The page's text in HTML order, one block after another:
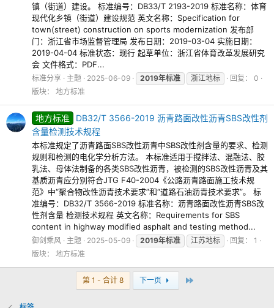
镇（街道）建设。 标准编号：DB33/T 2193-2019 标准名称：体育
现代化乡镇（街道）建设规范 英文名称：Specification for
town(street) construction on sports modernization 发布部
门：浙江省市场监督管理局 发布日期：2019-03-04 实施日期：
2019-04-04 标准状态：现行 起草单位：浙江省体育改革发展研究
会 文件格式：PDF...
标准分享 主题 2025-06-09 2019年标准 浙江地标
回复： 0
版块： 地方标准
地方标准
DB32/T 3566-2019 沥青路面改性沥青SBS改性剂
含量检测技术规程
本标准规定了沥青路面SBS改性沥青中SBS改性剂含量的要求、检测
规则和检测的电化学分析方法。 本标准适用于搅拌法、混融法、胶
乳法、母体法制备的各类SBS改性沥青，被检测的SBS改性沥青及其
基质沥青应分别符合JTG F40-2004《公路沥青路面施工技术规
范》中“聚合物改性沥青技术要求”和“道路石油沥青技术要求”。 标
准编号：DB32/T 3566-2019 标准名称：沥青路面改性沥青SBS改
性剂含量 检测技术规程 英文名称：Requirements for SBS
content in highway modified asphalt and testing method...
御剑乘风 主题 2025-05-09 2019年标准 江苏地标
回复： 1
版块： 地方标准
第 1 - 合计 8 下一页